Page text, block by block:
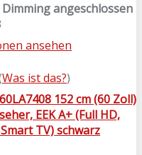
angeschlossen
ansehen
Was ist das?)
152 cm (60 Zoll)
EEK A+ (Full HD,
TV) schwarz